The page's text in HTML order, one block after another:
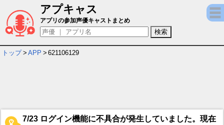
アプキャス
クイズRPG 魔法使いと黒猫のウィズ キャラ
アプリの参加声優キャストまとめ
トップ > APP > 621106129
7/23 ログイン機能に不具合が発生していました。現在